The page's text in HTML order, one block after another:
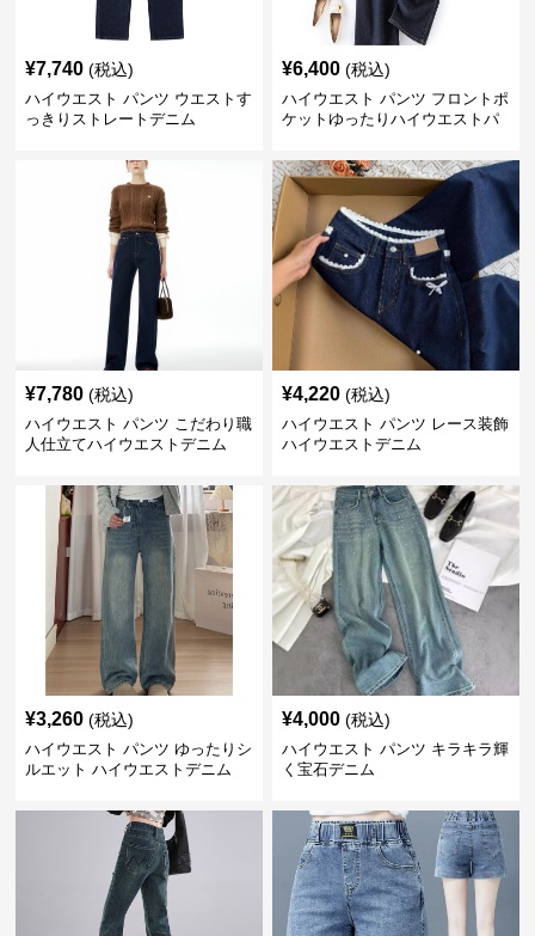
¥7,740 (税込)
ハイウエスト パンツ ウエストす
っきりストレートデニム
¥6,400 (税込)
ハイウエスト パンツ フロントポ
ケットゆったりハイウエストパ
¥7,780 (税込)
ハイウエスト パンツ こだわり職
人仕立てハイウエストデニム
¥4,220 (税込)
ハイウエスト パンツ レース装飾
ハイウエストデニム
¥3,260 (税込)
ハイウエスト パンツ ゆったりシ
ルエット ハイウエストデニム
¥4,000 (税込)
ハイウエスト パンツ キラキラ輝
く宝石デニム